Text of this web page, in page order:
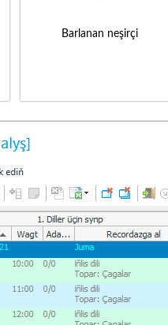
Barlanan neşirçi